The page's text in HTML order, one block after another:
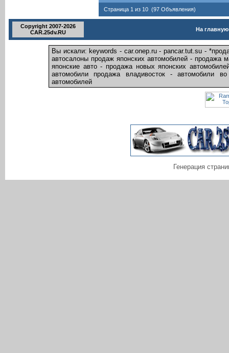
Страница 1 из 10 (97 Объявления)
Copyright 2007-2026
CAR.25dv.RU
На главную
Вы искали: keywords - car.onep.ru - pancar.tut.su -
автосалоны продаж японских автомобилей - продажа
японские авто - продажа новых японских
автомобили продажа владивосток - автомобили
автомобилей
Генерация